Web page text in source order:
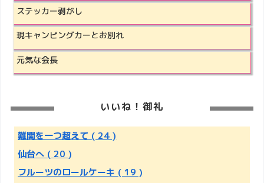
ステッカー剥がし
現キャンピングカーとお別れ
元気な会長
いいね！御礼
難関を一つ超えて ( 24 )
仙台へ ( 20 )
フルーツのロールケーキ ( 19 )